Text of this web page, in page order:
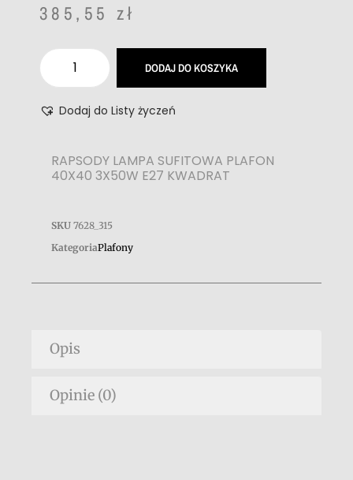
385,55 zł
DODAJ DO KOSZYKA
Dodaj do Listy życzeń
RAPSODY LAMPA SUFITOWA PLAFON
40X40 3X50W E27 KWADRAT
SKU 7628_315
KategoriaPlafony
Opis
Opinie (0)